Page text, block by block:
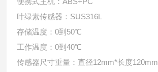
叶绿素传感器： SUS316L
存储温度：0到50℃
工作温度：0到40℃
传感器尺寸重量：直径12mm*长度120mm